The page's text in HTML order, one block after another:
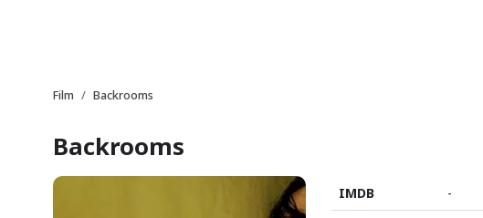
Film Backrooms
Backrooms
IMDB
-